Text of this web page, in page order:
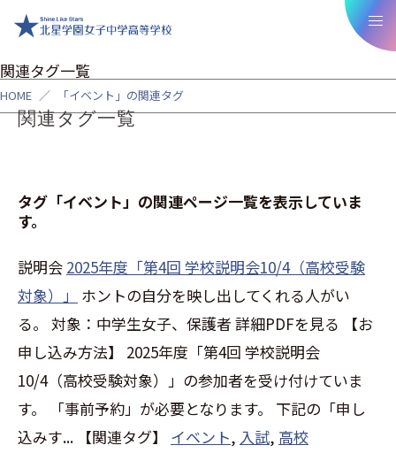
関連タグ一覧
HOME ／ 「イベント」の関連タグ
関連タグ一覧
タグ「イベント」の関連ページ一覧を表示していま
す。
説明会 2025年度「第4回 学校説明会10/4（高校受験
対象）」
ホントの自分を映し出してくれる人がい
る。 対象：中学生女子、保護者 詳細PDFを見る 【お
申し込み方法】 2025年度「第4回 学校説明会
10/4（高校受験対象）」の参加者を受け付けていま
す。 「事前予約」が必要となります。 下記の「申し
込みす... 【関連タグ】 イベント, 入試, 高校